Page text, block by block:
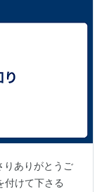
りありがとうご
けて下さる